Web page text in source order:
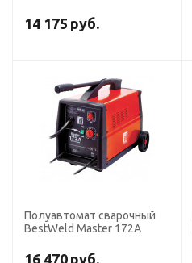
14 175 руб.
Полуавтомат сварочный
BestWeld Master 172А
16 470 руб.